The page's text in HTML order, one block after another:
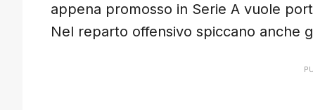
appena promosso in Serie A vuole
Nel reparto offensivo spiccano anche